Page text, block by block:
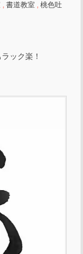
,書道教室 ,桃色吐
ック楽！